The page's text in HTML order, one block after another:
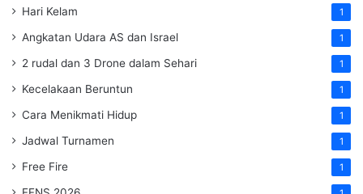
Hari Kelam 1
Angkatan Udara AS dan Israel 1
2 rudal dan 3 Drone dalam Sehari 1
Kecelakaan Beruntun 1
Cara Menikmati Hidup 1
Jadwal Turnamen 1
Free Fire 1